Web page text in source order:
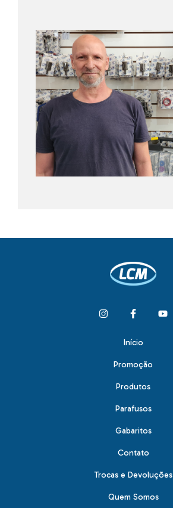
Início
Promoção
Produtos
Parafusos
Gabaritos
Contato
Trocas e Devoluções
Quem Somos